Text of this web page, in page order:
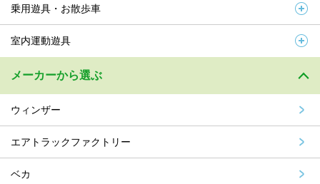
乗用遊具・お散歩車
室内運動遊具
メーカーから選ぶ
ウィンザー
エアトラックファクトリー
ベカ